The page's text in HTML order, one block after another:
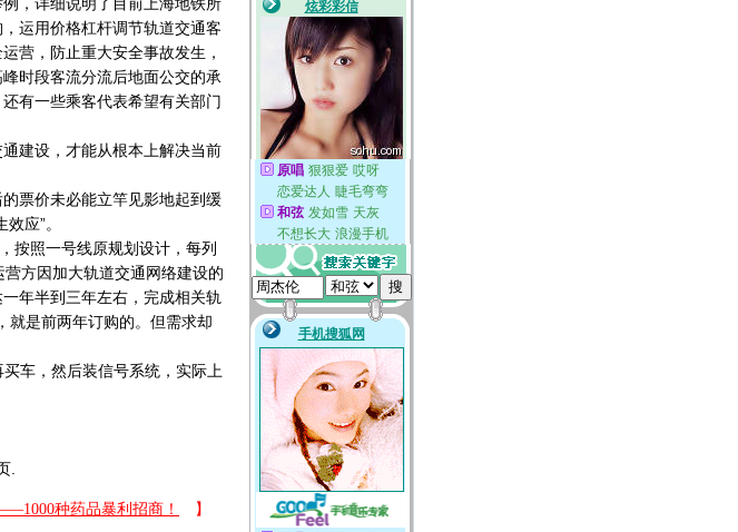
运用价格杠杆调节轨道交通客
营，防止重大安全事故发生，
时段客流分流后地面公交的承
有一些乘客代表希望有关部门
建设，才能从根本上解决当前
票价未必能立竿见影地起到缓
应”。
照一号线原规划设计，每列
方因加大轨道交通网络建设的
年半到三年左右，完成相关轨
就是前两年订购的。但需求却
车，然后装信号系统，实际上
.